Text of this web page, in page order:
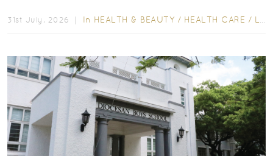
31st July, 2026 ｜ In HEALTH & BEAUTY / HEALTH CARE / LIFESTYLE